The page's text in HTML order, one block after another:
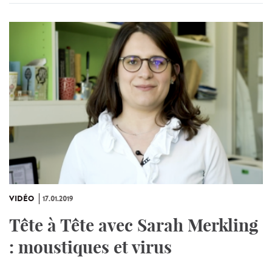
VIDÉO 17.01.2019
Tête à Tête avec Sarah Merkling
: moustiques et virus